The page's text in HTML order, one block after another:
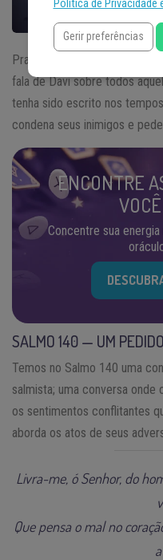
Praticamente uma sequência
fala de Davi sobre todos
tenha sido escrito nos
condena seus inimigos e
ENCONTRE
Concentre sua
SALMO 140 — UM
Temos no Salmo 140 uma
salmista; uma conversa onde
os sentimentos conflitantes
aborda os atos de seus
Livra-me, ó Senhor, do
Que pensa o mal no
Política de Privacidade
Gerir preferências